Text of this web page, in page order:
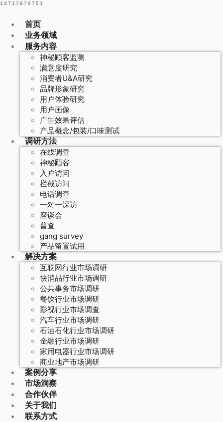
13717670751
首页
业务领域
服务内容
神秘顾客监测
满意度研究
消费者U&A研究
品牌形象研究
用户体验研究
用户画像
广告效果评估
产品概念/包装/口味测试
调研方法
在线调查
神秘顾客
入户访问
拦截访问
电话调查
一对一深访
座谈会
普查
gang survey
产品留置试用
解决方案
互联网行业市场调研
快消品行业市场调研
公共事务市场调研
餐饮行业市场调研
影视行业市场调查
汽车行业市场调研
石油石化行业市场调研
金融行业市场调研
家用电器行业市场调研
商业地产市场调研
案例分享
市场洞察
合作伙伴
关于我们
联系方式